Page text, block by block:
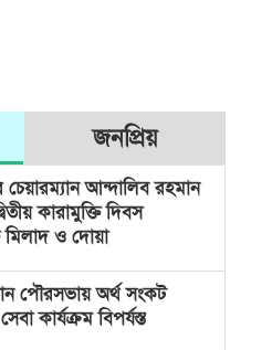
জনপ্রিয়
চেয়ারম্যান আন্দালিব রহমান
কারামুক্তি দিবস
ও দোয়া
পৌরসভায় অর্থ সংকট
কার্যক্রম বিপর্যস্ত